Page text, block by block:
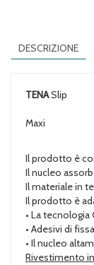
DESCRIZIONE
TENASlip
Maxi
Il prodotto è
Il nucleo
Il materiale in
Il prodotto è
• La
• Adesivi di
• Il nucleo
Rivestimento